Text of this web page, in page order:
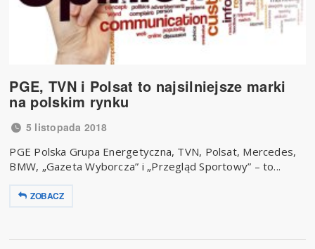
PGE, TVN i Polsat to najsilniejsze marki
na polskim rynku
5 listopada 2018
PGE Polska Grupa Energetyczna, TVN, Polsat, Mercedes,
BMW, „Gazeta Wyborcza” i „Przegląd Sportowy” – to...
ZOBACZ